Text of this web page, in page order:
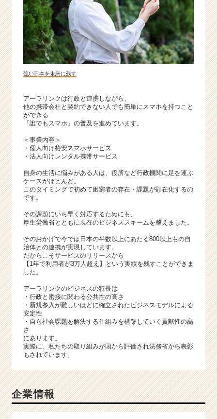
強い日本を未来に残す
アーラリンクは行政と連携しながら、
他の携帯会社と契約できない人でも簡単にスマホを持つこと
ができる
『誰でもスマホ』の普及を進めています。
＜事業内容＞
・個人向け格安スマホサービス
・法人向けレンタル携帯サービス
自身の生活に悩みがある人は、役所など行政機関に足を運ぶ
ケースがほとんど。
このタイミングで初めて困窮者の存在・課題が顕在化するの
です。
その課題にいち早く対応するためにも、
厚生労働省とともに現在のビジネススキームを整えました。
そのおかげで今では日本の半数以上にあたる800以上もの自
治体との連携が実現しています。
だからこそサービスのリリースから
【1年で利用者が3万人超え】という実績を残すことができま
した。
アーラリンクのビジネスの特長は
・行政と密接に関わる公共性の高さ
・新規参入が難しいほどに確立されたビジネスモデルによる
安定性
・自ら社会課題を解決する仕組みを構築していく貢献性の高
さ
にあります。
実際に、私たちの取り組みが国から評価され法務省から表彰
もされています。
企業情報